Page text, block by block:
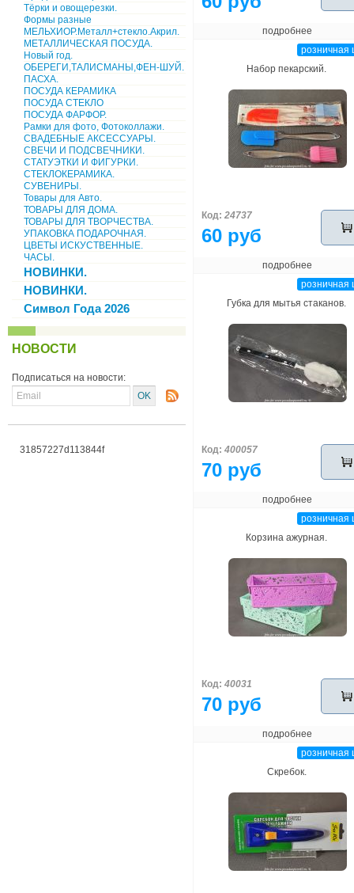
Тёрки и овощерезки.
Формы разные
МЕЛЬХИОР.Металл+стекло.Акрил.
МЕТАЛЛИЧЕСКАЯ ПОСУДА.
Новый год.
ОБЕРЕГИ,ТАЛИСМАНЫ,ФЕН-ШУЙ.
ПАСХА.
ПОСУДА КЕРАМИКА
ПОСУДА СТЕКЛО
ПОСУДА ФАРФОР.
Рамки для фото, Фотоколлажи.
СВАДЕБНЫЕ АКСЕССУАРЫ.
СВЕЧИ И ПОДСВЕЧНИКИ.
СТАТУЭТКИ И ФИГУРКИ.
СТЕКЛОКЕРАМИКА.
СУВЕНИРЫ.
Товары для Авто.
ТОВАРЫ ДЛЯ ДОМА.
ТОВАРЫ ДЛЯ ТВОРЧЕСТВА.
УПАКОВКА ПОДАРОЧНАЯ.
ЦВЕТЫ ИСКУСТВЕННЫЕ.
ЧАСЫ.
НОВИНКИ.
НОВИНКИ.
Символ Года 2026
НОВОСТИ
Подписаться на новости:
31857227d113844f
подробнее
розничная
Набор пекарский.
Код: 24737
60 руб
подробнее
розничная
Губка для мытья стаканов.
Код: 400057
70 руб
подробнее
розничная
Корзина ажурная.
Код: 40031
70 руб
подробнее
розничная
Скребок.